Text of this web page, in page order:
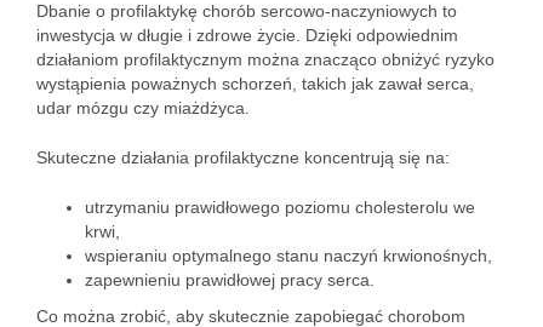
Dbanie o profilaktykę chorób sercowo-naczyniowych to
inwestycja w długie i zdrowe życie. Dzięki odpowiednim
działaniom profilaktycznym można znacząco obniżyć ryzyko
wystąpienia poważnych schorzeń, takich jak zawał serca,
udar mózgu czy miażdżyca.
Skuteczne działania profilaktyczne koncentrują się na:
utrzymaniu prawidłowego poziomu cholesterolu we
krwi,
wspieraniu optymalnego stanu naczyń krwionośnych,
zapewnieniu prawidłowej pracy serca.
Co można zrobić, aby skutecznie zapobiegać chorobom